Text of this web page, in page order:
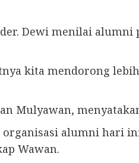
Dewi menilai
kita mendorong
Mulyawan,
alumni hari
Wawan.